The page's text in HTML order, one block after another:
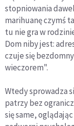
stopniowania
marihuanę czymś
tu nie gra w
Dom niby jest:
czuje się
wieczorem".
Wtedy sprowadza
patrzy bez
się same,